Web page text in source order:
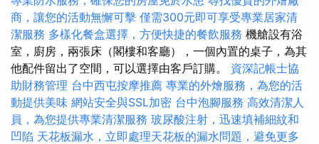
商，讓您的活動無懈可擊 僅需300元即可享受專業居家清
潔服務 多樣化餐盒選擇，方便快捷的餐飲服務 機艙設有浴
室，廚房，兩張床（閣樓和客廳），一個內置的桌子，為其
他配件留出了空間，可以選擇由客戶訂購。 資深記帳士協
助財務管理 台中西屯按摩推薦 專業的外燴服務，為您的活
動提供美味 網站安全與SSL加密 台中泡腳服務 高效清潔人
員，為您提供專業清潔服務 玻尿酸注射，迅速填補細紋和
凹陷 天花板漏水，立即處理天花板的漏水問題，避免更多